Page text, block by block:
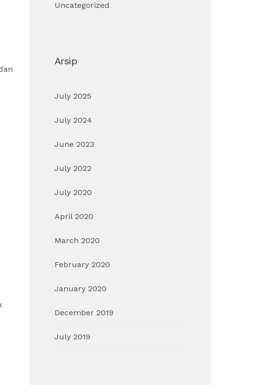
Uncategorized
Arsip
July 2025
July 2024
June 2023
July 2022
July 2020
April 2020
March 2020
February 2020
January 2020
December 2019
July 2019